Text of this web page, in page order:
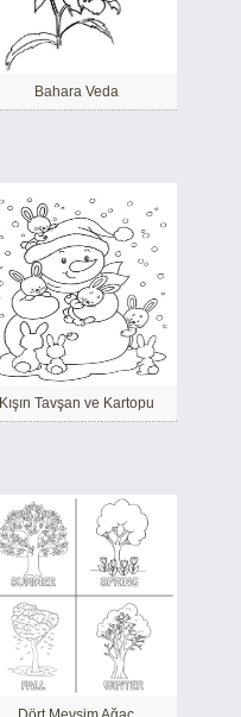
Bahara Veda
Kışın Tavşan ve Kartopu